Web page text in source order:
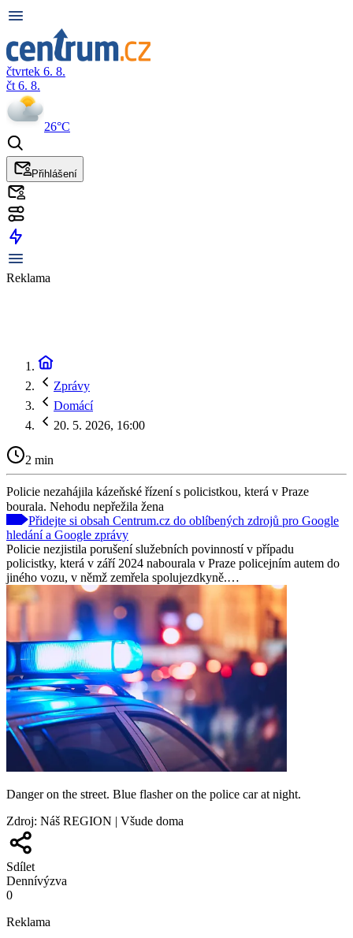
čtvrtek 6. 8.
čt 6. 8.
26°C
Přihlášení
Reklama
Zprávy
Domácí
20. 5. 2026, 16:00
2 min
Policie nezahájila kázeňské řízení s policistkou, která v Praze
bourala. Nehodu nepřežila žena
Přidejte si obsah Centrum.cz do oblíbených zdrojů pro Google
hledání a Google zprávy
Policie nezjistila porušení služebních povinností v případu
policistky, která v září 2024 nabourala v Praze policejním autem do
jiného vozu, v němž zemřela spolujezdkyně.…
Danger on the street. Blue flasher on the police car at night.
Zdroj: Náš REGION | Všude doma
Sdílet
Dennívýzva
0
Reklama